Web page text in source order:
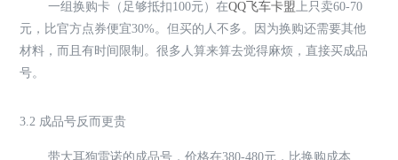
一组换购卡（足够抵扣100元）在QQ飞车卡盟上只卖60-70
元，比官方点券便宜30%。但买的人不多。因为换购还需要其他
材料，而且有时间限制。很多人算来算去觉得麻烦，直接买成品
号。
3.2 成品号反而更贵
带大耳狗雷诺的成品号，价格在380-480元，比换购成本